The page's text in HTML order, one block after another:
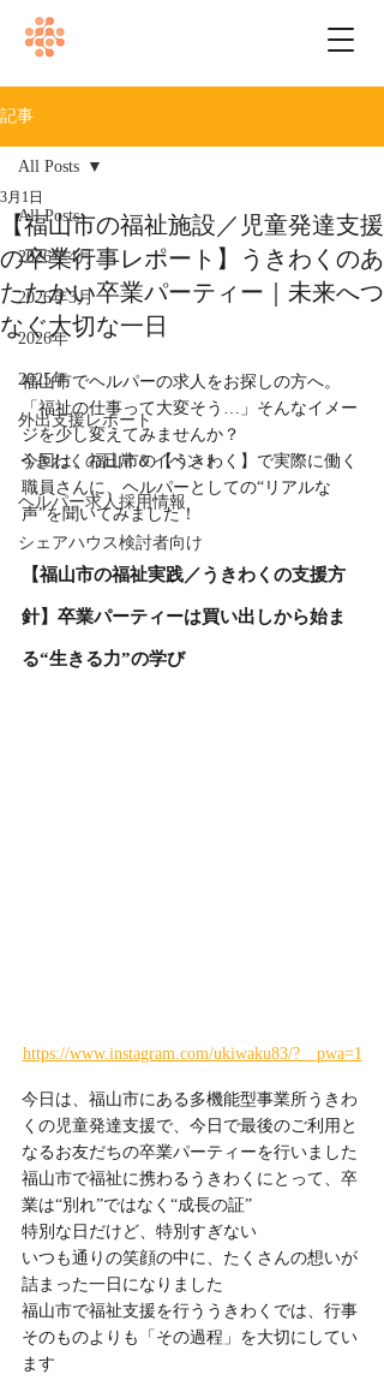
記事
All Posts
2026年4月
2026年3月
2026年
2025年
外出支援レポート
うきわくの日常＆イベント
ヘルパー求人採用情報
シェアハウス検討者向け
All Posts
【福山市の福祉施設／児童発達支援
の卒業行事レポート】うきわくのあ
たたかい卒業パーティー｜未来へつ
なぐ大切な一日
3月1日
福山市でヘルパーの求人をお探しの方へ。
「福祉の仕事って大変そう…」そんなイメー
ジを少し変えてみませんか？
今回は、福山市の【うきわく】で実際に働く
職員さんに、ヘルパーとしての“リアルな
声”を聞いてみました！
【福山市の福祉実践／うきわくの支援方
針】卒業パーティーは買い出しから始ま
る“生きる力”の学び
https://www.instagram.com/ukiwaku83/?__pwa=1
今日は、福山市にある多機能型事業所うきわ
くの児童発達支援で、今日で最後のご利用と
なるお友だちの卒業パーティーを行いました
福山市で福祉に携わるうきわくにとって、卒
業は“別れ”ではなく“成長の証”
特別な日だけど、特別すぎない
いつも通りの笑顔の中に、たくさんの想いが
詰まった一日になりました
福山市で福祉支援を行ううきわくでは、行事
そのものよりも「その過程」を大切にしてい
ます